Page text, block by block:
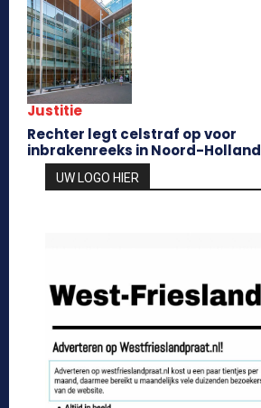
Justitie
Rechter legt celstraf op voor
inbrakenreeks in Noord-Holland
UW LOGO HIER